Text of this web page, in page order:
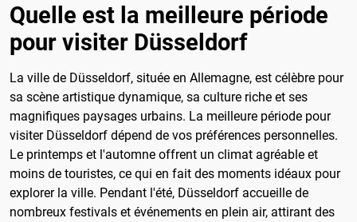
Quelle est la meilleure période
pour visiter Düsseldorf
La ville de Düsseldorf, située en Allemagne, est célèbre pour
sa scène artistique dynamique, sa culture riche et ses
magnifiques paysages urbains. La meilleure période pour
visiter Düsseldorf dépend de vos préférences personnelles.
Le printemps et l'automne offrent un climat agréable et
moins de touristes, ce qui en fait des moments idéaux pour
explorer la ville. Pendant l'été, Düsseldorf accueille de
nombreux festivals et événements en plein air, attirant des